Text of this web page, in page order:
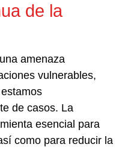
de la
amenaza
vulnerables,
de casos. La
esencial para
como para reducir la